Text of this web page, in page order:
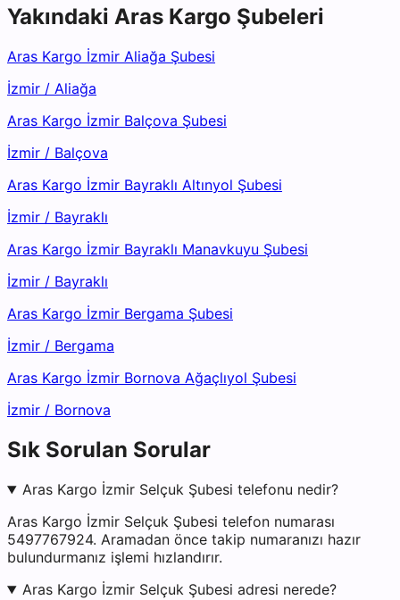
Yakındaki Aras Kargo Şubeleri
Aras Kargo İzmir Aliağa Şubesi
İzmir / Aliağa
Aras Kargo İzmir Balçova Şubesi
İzmir / Balçova
Aras Kargo İzmir Bayraklı Altınyol Şubesi
İzmir / Bayraklı
Aras Kargo İzmir Bayraklı Manavkuyu Şubesi
İzmir / Bayraklı
Aras Kargo İzmir Bergama Şubesi
İzmir / Bergama
Aras Kargo İzmir Bornova Ağaçlıyol Şubesi
İzmir / Bornova
Sık Sorulan Sorular
Aras Kargo İzmir Selçuk Şubesi telefonu nedir?
Aras Kargo İzmir Selçuk Şubesi telefon numarası
5497767924. Aramadan önce takip numaranızı hazır
bulundurmanız işlemi hızlandırır.
Aras Kargo İzmir Selçuk Şubesi adresi nerede?